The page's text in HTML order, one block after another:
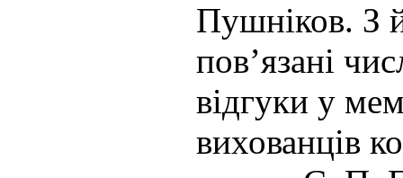
Пушніков. З
пов’язані
відгуки у
вихованців